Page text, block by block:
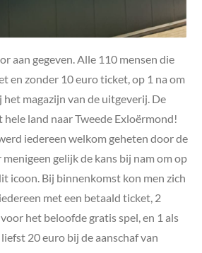
aan gegeven. Alle 110 mensen die
en zonder 10 euro ticket, op 1 na om
magazijn van de uitgeverij. De
land naar Tweede Exloërmond!
iedereen welkom geheten door de
gelijk de kans bij nam om op
icoon. Bij binnenkomst kon men zich
met een betaald ticket, 2
het beloofde gratis spel, en 1 als
20 euro bij de aanschaf van